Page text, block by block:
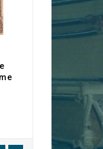
Rio de Janeiro
50,00 €